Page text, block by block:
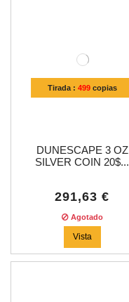
Tirada : 499copias
DUNESCAPE 3 OZ
SILVER COIN 20$...
291,63 €
Agotado
Vista